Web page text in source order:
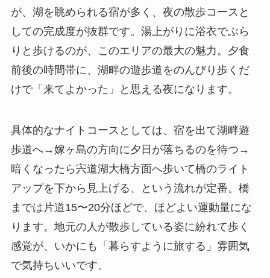
が、湖を眺められる宿が多く、夜の散歩コースと
しての完成度が抜群です。湯上がりに浴衣でぶら
りと歩けるのが、このエリアの最大の魅力。夕食
前後の時間帯に、湖畔の遊歩道をのんびり歩くだ
けで「来てよかった」と思える夜になります。
具体的なナイトコースとしては、宿を出て湖畔遊
歩道へ→嫁ヶ島の方向に夕日が落ちるのを待つ→
暗くなったら宍道湖大橋方面へ歩いて橋のライト
アップを下から見上げる、という流れが定番。橋
までは片道15〜20分ほどで、ほどよい運動量にな
ります。地元の人が散歩している姿に紛れて歩く
感覚が、いかにも「暮らすように旅する」雰囲気
で気持ちいいです。